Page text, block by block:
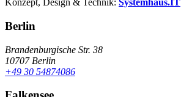
Konzept, Design & Technik: Systemhaus.IT
Berlin
Brandenburgische Str. 38
10707 Berlin
+49 30 54874086